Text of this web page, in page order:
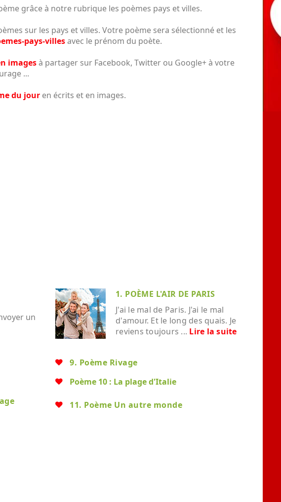
grâce à notre rubrique les poèmes pays et villes.
sur les pays et villes. Votre poème sera sélectionné et les
pays-villesavec le prénom du poète.
imagesà partager sur Facebook, Twitter ou Google+ à votre
...
du jour en écrits et en images.
un
1. POÈME L'AIR DE PARIS
J'ai le mal de Paris. J'ai le mal
d'amour. Et le long des quais. Je
reviens toujours ... Lire la suite
9. Poème Rivage
Poème 10 : La plage d'Italie
11. Poème Un autre monde